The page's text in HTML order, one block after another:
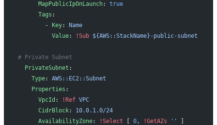
      MapPublicIpOnLaunch
: true
      Tags
:
        -
Key:
Name
          Value
: !Sub ${AWS::StackName}-public-subnet
# Private Subnet
  PrivateSubnet
:
    Type
: AWS::EC2::Subnet
    Properties
:
      VpcId
: !Ref VPC
      CidrBlock
: 10.0.1.0/24
      AvailabilityZone
: !Select 0, !GetAZs ''